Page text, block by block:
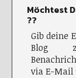
Möchtest
??
Gib deine
Blog
via E-Mail